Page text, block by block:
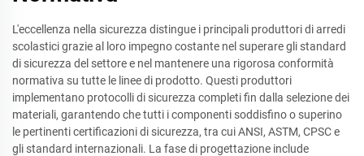
L'eccellenza nella sicurezza distingue i principali produttori di arredi
scolastici grazie al loro impegno costante nel superare gli standard
di sicurezza del settore e nel mantenere una rigorosa conformità
normativa su tutte le linee di prodotto. Questi produttori
implementano protocolli di sicurezza completi fin dalla selezione dei
materiali, garantendo che tutti i componenti soddisfino o superino
le pertinenti certificazioni di sicurezza, tra cui ANSI, ASTM, CPSC e
gli standard internazionali. La fase di progettazione include